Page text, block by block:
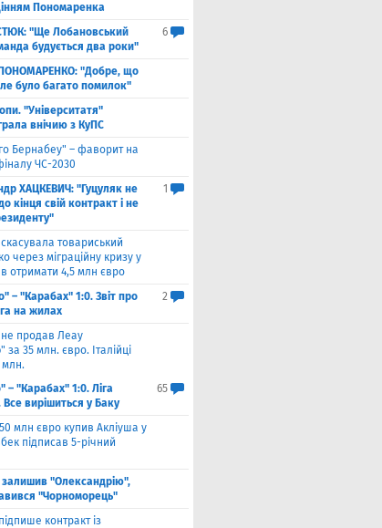
Пономаренка
"Ще Лобановський
будується два роки"
6
"Добре, що
було багато помилок"
"Університатя"
внічию з КуПС
Бернабеу" – фаворит на
ЧС-2030
ХАЦКЕВИЧ: "Гуцуляк не
кінця свій контракт і не
1
товариський
через міграційну кризу у
отримати 4,5 млн євро
– "Карабах" 1:0. Звіт про
на жилах
2
продав Леау
35 млн. євро. Італійці
млн.
– "Карабах" 1:0. Ліга
вирішиться у Баку
65
млн євро купив Акліуша у
підписав 5-річний
"Олександрію",
"Чорноморець"
підпише контракт із